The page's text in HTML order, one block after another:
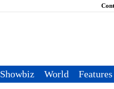
Showbiz World Features